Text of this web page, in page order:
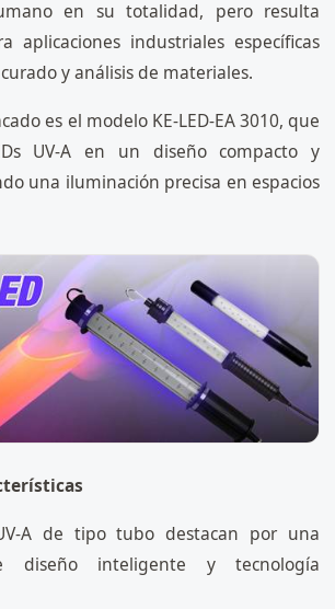
en su totalidad, pero resulta
aplicaciones industriales específicas
y análisis de materiales.
es el modelo KE-LED-EA 3010, que
UV-A en un diseño compacto y
una iluminación precisa en espacios
A de tipo tubo destacan por una
diseño inteligente y tecnología